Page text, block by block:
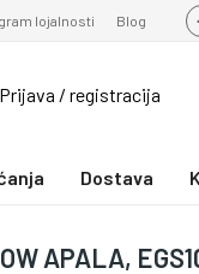
lojalnosti Blog
Prijava / registracija
Dostava
APALA,